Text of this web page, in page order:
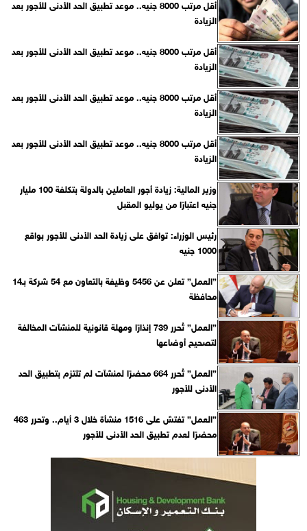
أقل مرتب 8000 جنيه.. موعد تطبيق الحد الأدنى للأجور بعد
الزيادة
أقل مرتب 8000 جنيه.. موعد تطبيق الحد الأدنى للأجور بعد
الزيادة
أقل مرتب 8000 جنيه.. موعد تطبيق الحد الأدنى للأجور بعد
الزيادة
أقل مرتب 8000 جنيه.. موعد تطبيق الحد الأدنى للأجور بعد
الزيادة
وزير المالية: زيادة أجور العاملين بالدولة بتكلفة 100 مليار
جنيه اعتبارًا من يوليو المقبل
رئيس الوزراء: توافق على زيادة الحد الأدنى للأجور بواقع
1000 جنيه
”العمل” تعلن عن 5456 وظيفة بالتعاون مع 54 شركة بـ14
محافظة
”العمل” تُحرر 739 إنذارًا ومهلة قانونية للمنشآت المخالفة
لتصحيح أوضاعها
”العمل” تُحرر 664 محضرًا لمنشآت لم تلتزم بتطبيق الحد
الأدنى للأجور
”العمل” تفتش على 1516 منشأة خلال 3 أيام.. وتحرر 463
محضرًا لعدم تطبيق الحد الأدنى للأجور